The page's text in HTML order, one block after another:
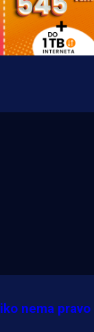
nema pravo